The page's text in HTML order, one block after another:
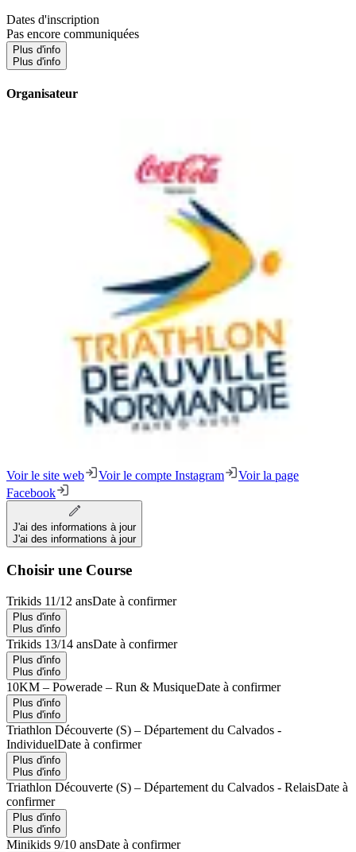
Dates d'inscription
Pas encore communiquées
Plus d'info
Plus d'info
Organisateur
Voir le site web Voir le compte Instagram
Voir la page
Facebook
J'ai des informations à jour
J'ai des informations à jour
Choisir une Course
Trikids 11/12 ansDate à confirmer
Plus d'info
Plus d'info
Trikids 13/14 ansDate à confirmer
Plus d'info
Plus d'info
10KM – Powerade – Run & MusiqueDate à confirmer
Plus d'info
Plus d'info
Triathlon Découverte (S) – Département du Calvados -
IndividuelDate à confirmer
Plus d'info
Plus d'info
Triathlon Découverte (S) – Département du Calvados - RelaisDate à
confirmer
Plus d'info
Plus d'info
Minikids 9/10 ansDate à confirmer